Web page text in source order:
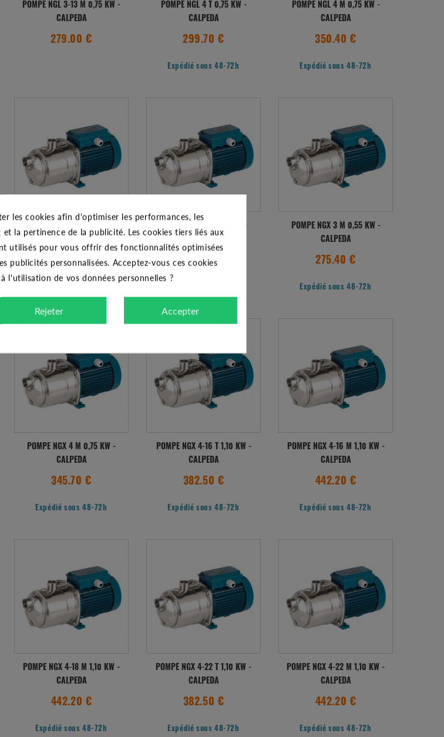
POMPE NGL 3-13 M 0,75 KW -
CALPEDA
279.00 €
POMPE NGL 4 T 0,75 KW -
CALPEDA
299.70 €
Expédié sous 48-72h
POMPE NGL 4 M 0,75 KW -
CALPEDA
350.40 €
Expédié sous 48-72h
254.70 €
POMPE NGX 3 T 0,55 KW -
281.70 €
POMPE NGX 3 M 0,55 KW -
CALPEDA
275.40 €
Expédié sous 48-72h
POMPE NGX 4 M 0,75 KW -
CALPEDA
345.70 €
Expédié sous 48-72h
POMPE NGX 4-16 T 1,10 KW -
CALPEDA
382.50 €
Expédié sous 48-72h
POMPE NGX 4-16 M 1,10 KW -
CALPEDA
442.20 €
Expédié sous 48-72h
POMPE NGX 4-18 M 1,10 KW -
CALPEDA
442.20 €
Expédié sous 48-72h
POMPE NGX 4-22 T 1,10 KW -
CALPEDA
382.50 €
Expédié sous 48-72h
POMPE NGX 4-22 M 1,10 KW -
CALPEDA
442.20 €
Expédié sous 48-72h
les cookies afin d'optimiser les performances, les
la pertinence de la publicité. Les cookies tiers liés aux
utilisés pour vous offrir des fonctionnalités optimisées
publicités personnalisées. Acceptez-vous ces cookies
l'utilisation de vos données personnelles ?
Rejeter Accepter